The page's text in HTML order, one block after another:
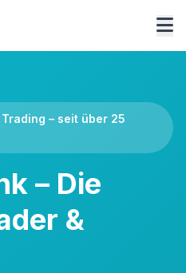
– seit über 25
– Die
&